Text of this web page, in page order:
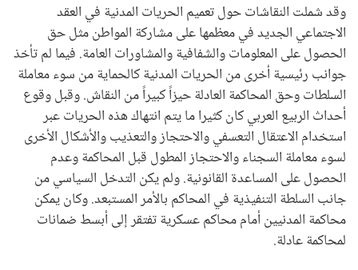
وقد شملت النقاشات حول تعميم الحريات المدنية في العقد
الاجتماعي الجديد في معظمها على مشاركة المواطن مثل حق
الحصول على المعلومات والشفافية والمشاورات العامة. فيما لم تأخذ
جوانب رئيسية أخرى من الحريات المدنية كالحماية من سوء معاملة
السلطات وحق المحاكمة العادلة حيزاً كبيراً من النقاش. وقبل وقوع
أحداث الربيع العربي كان كثيرا ما يتم انتهاك هذه الحريات عبر
استخدام الاعتقال التعسفي والاحتجاز والتعذيب والأشكال الأخرى
لسوء معاملة السجناء والاحتجاز المطول قبل المحاكمة وعدم
الحصول على المساعدة القانونية. ولم يكن التدخل السياسي من
جانب السلطة التنفيذية في المحاكم بالأمر المستبعد. وكان يمكن
محاكمة المدنيين أمام محاكم عسكرية تفتقر إلى أبسط ضمانات
لمحاكمة عادلة.